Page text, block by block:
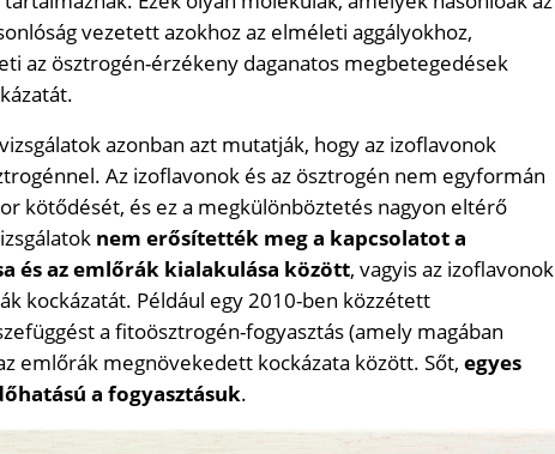
vezetett azokhoz az elméleti aggályokhoz,
az ösztrogén-érzékeny daganatos megbetegedések
azonban azt mutatják, hogy az izoflavonok
Az izoflavonok és az ösztrogén nem egyformán
kötődését, és ez a megkülönböztetés nagyon eltérő
nem erősítették meg a kapcsolatot a
és az emlőrák kialakulása között, vagyis az izoflavonok
kockázatát. Például egy 2010-ben közzétett
a fitoösztrogén-fogyasztás (amely magában
emlőrák megnövekedett kockázata között. Sőt, egyes
a fogyasztásuk.